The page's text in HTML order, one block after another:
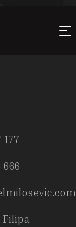
177
666
Filipa